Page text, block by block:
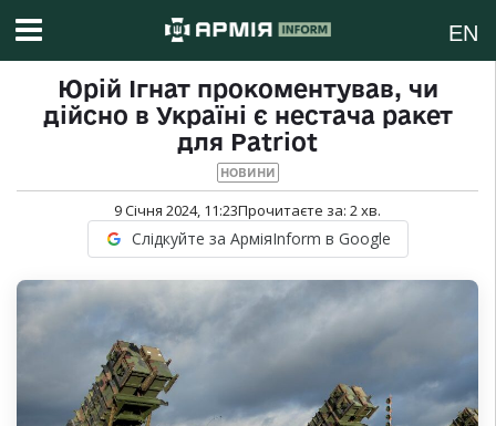
EN
Юрій Ігнат прокоментував, чи
дійсно в Україні є нестача ракет
для Patriot
НОВИНИ
9 Січня 2024, 11:23Прочитаєте за: 2хв.
Слідкуйте за АрміяInform в Google